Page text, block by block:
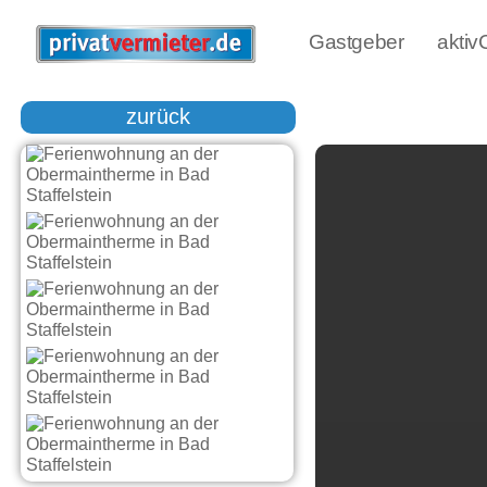
Gastgeber
zurück